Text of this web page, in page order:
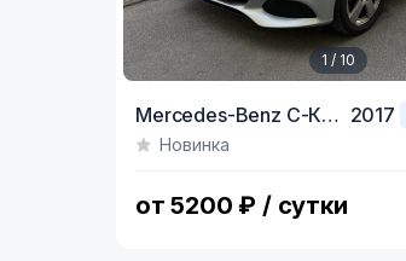
of
1 / 10
Mercedes-Benz C-Класс, 2017
Новинка
от 5200 ₽ / сутки